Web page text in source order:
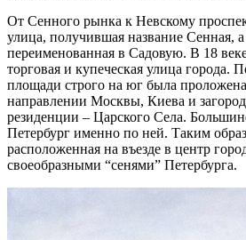
От Сенного рынка к Невскому
улица, получившая название Сенная,
переименованная в Садовую. В 18
торговая и купеческая улица города.
площади строго на юг была
направлении Москвы, Киева и
резиденции – Царского Села.
Петербург именно по ней. Таким
расположенная на въезде в центр
своеобразными “сенями” Петербурга.